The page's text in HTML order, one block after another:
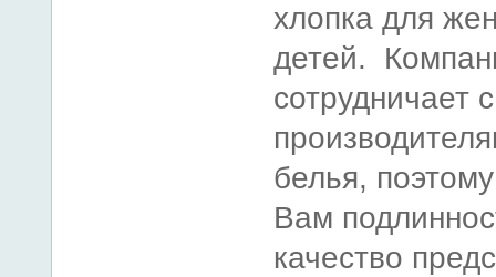
хлопка для
детей.
сотрудничает с
белья,
Вам
качество